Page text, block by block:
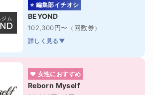
⭐ 編集部イチオシ
BEYOND
102,300円〜（回数券）
詳しく見る▼
❤ 女性におすすめ
Reborn Myself